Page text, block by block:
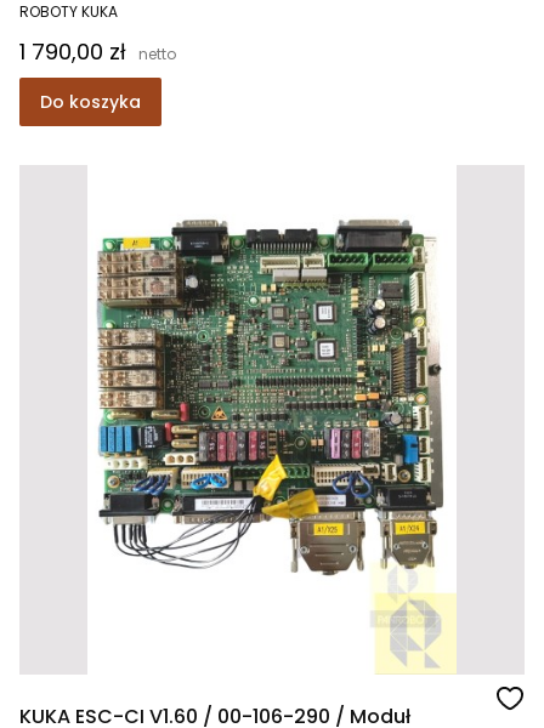
ROBOTY KUKA
Cena
1 790,00 zł
Do koszyka
KUKA ESC-CI V1.60 / 00-106-290 / Moduł